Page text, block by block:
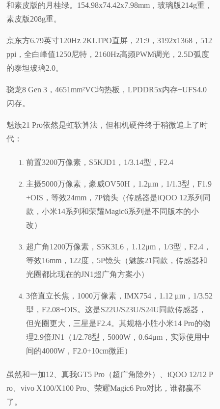
和素皮版的月桂绿。154.98x74.42x7.98mm，玻璃版214g重，
素皮版208g重。
京东方6.79英寸120Hz 2KLTPO直屏，21:9，3192x1368，512
ppi，全白峰值1250尼特，2160Hz高频PWM调光，2.5D弧度
的泰坦玻璃2.0。
骁龙8 Gen 3，4651mm²VC均热板，LPDDR5x内存+UFS4.0
闪存。
魅族21 Pro依然是虹软算法，但相机硬件终于稍微追上了时
代：
前置3200万像素，S5KJD1，1/3.14型，F2.4
主摄5000万像素，豪威OV50H，1.2μm，1/1.3型，F1.9
+OIS，等效24mm，7P镜头（传感器是iQOO 12系列同
款，小米14系列和荣耀Magic6系列是不同版本的小
改）
超广角1200万像素，S5K3L6，1.12μm，1/3型，F2.4，
等效16mm，122度，5P镜头（魅族21同款，传感器和
光圈都比现在的JN1超广角方案小）
3倍直立长焦，1000万像素，IMX754，1.12 μm，1/3.52
型，F2.08+OIS。这是S22U/S23U/S24U同款传感器，
但光圈更大，三星是F2.4。其规格小胜小米14 Pro的物
理2.9倍JN1（1/2.78型，5000W，0.64μm，实际使用中
间的4000W，F2.0+10cm微距）
虽然和一加12、真我GT5 Pro（超广角除外）、iQOO 12/12 P
ro、vivo X100/X100 Pro、荣耀Magic6 Pro对比，谁都赢不
了。